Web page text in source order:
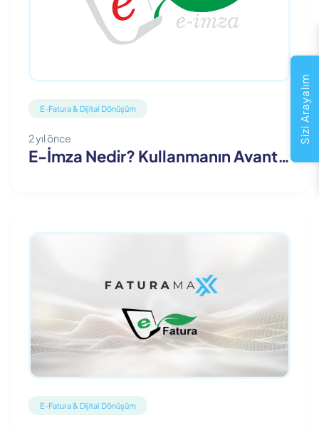
E-Fatura & Dijital Dönüşüm
2 yıl önce
E-İmza Nedir? Kullanmanın Avantajları Nedir?
E-Fatura & Dijital Dönüşüm
Sizi Arayalım